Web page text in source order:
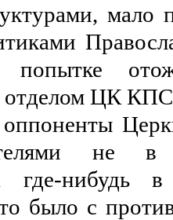
попытке
отделом ЦК
не в
где-нибудь
было с